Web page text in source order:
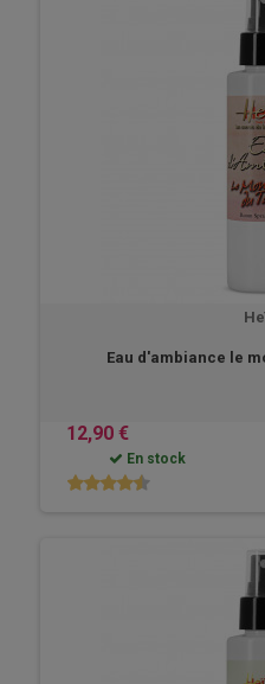
Eau d'ambiance le
12,90 €
En stock